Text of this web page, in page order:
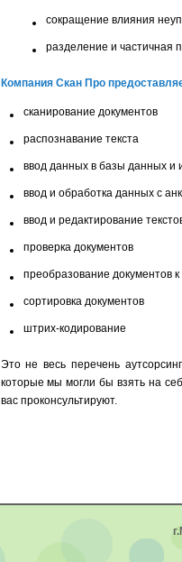
сокращение влияния
разделение и частичная
Компания Скан Про
сканирование документов
распознавание текста
ввод данных в базы данных и
ввод и обработка данных с
ввод и редактирование
проверка документов
преобразование документов
сортировка документов
штрих-кодирование
Это не весь перечень
которые мы могли бы взять на
вас проконсультируют.